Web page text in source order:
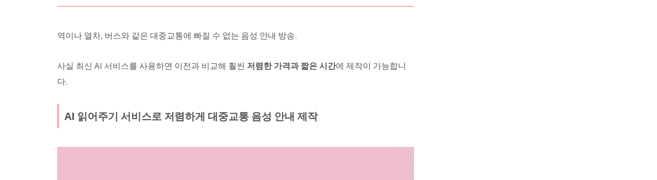
역이나 열차, 버스와 같은 대중교통에 빠질 수 없는 음성 안내 방송.
사실 최신 AI 서비스를 사용하면 이전과 비교해 훨씬 저렴한 가격과 짧은 시간에 제작이 가능합니
다.
AI 읽어주기 서비스로 저렴하게 대중교통 음성 안내 제작